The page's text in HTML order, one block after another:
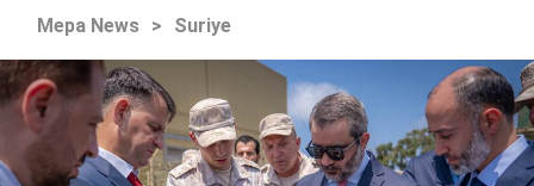
Mepa News > Suriye